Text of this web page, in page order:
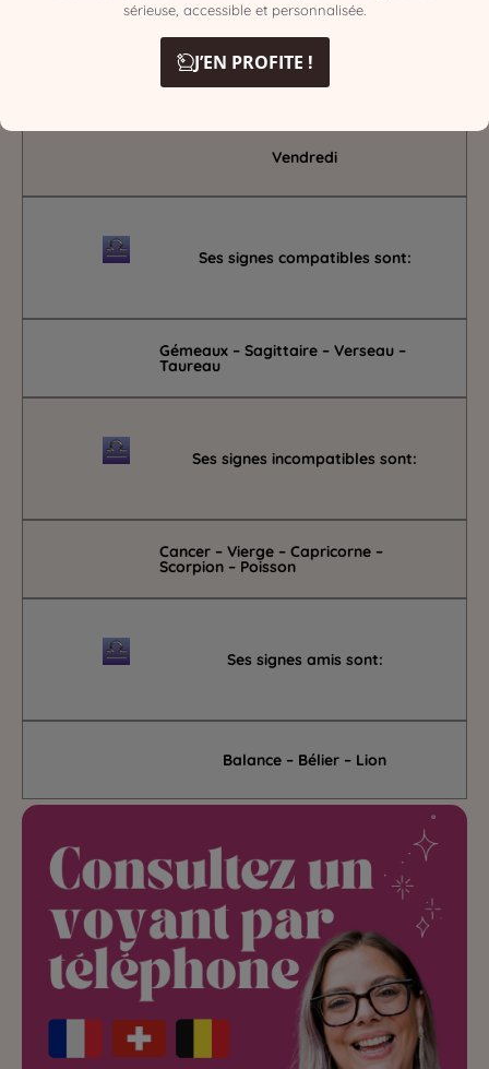
Son jour de la semaine est:
Vendredi
Ses signes compatibles sont:
Gémeaux – Sagittaire – Verseau –
Taureau
Ses signes incompatibles sont:
Cancer – Vierge – Capricorne –
Scorpion – Poisson
Ses signes amis sont:
Balance – Bélier – Lion
sérieuse, accessible et personnalisée.
J’EN PROFITE !